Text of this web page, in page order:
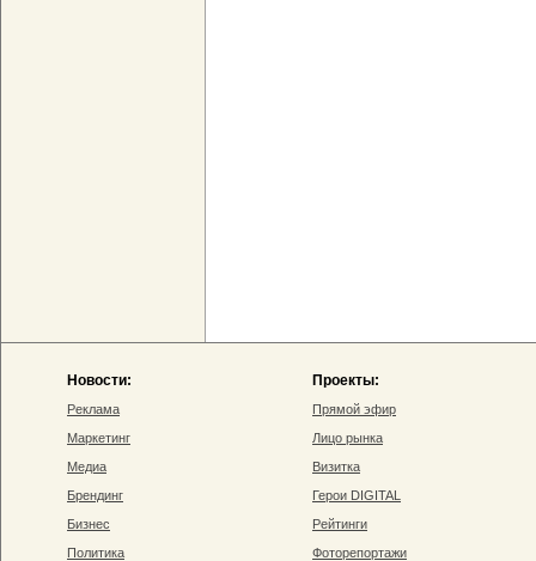
Новости:
Реклама
Маркетинг
Медиа
Брендинг
Бизнес
Политика
Проекты:
Прямой эфир
Лицо рынка
Визитка
Герои DIGITAL
Рейтинги
Фоторепортажи